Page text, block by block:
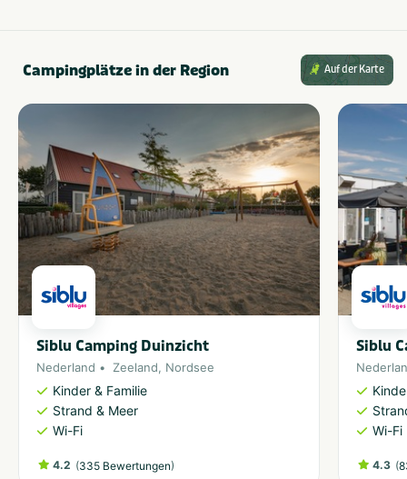
Campingplätze in der Region Auf der Karte
Siblu Camping Duinzicht
Nederland Zeeland, Nordsee
Kinder & Familie
Strand & Meer
Wi-Fi
4.2 (335 Bewertungen)
Siblu
Wi-Fi
4.3 (